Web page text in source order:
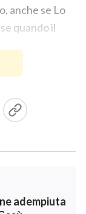
anche se Lo
quando il
normale
fosse Dio,
“
l’opera del
da come il
incarnato
e
adempiuta